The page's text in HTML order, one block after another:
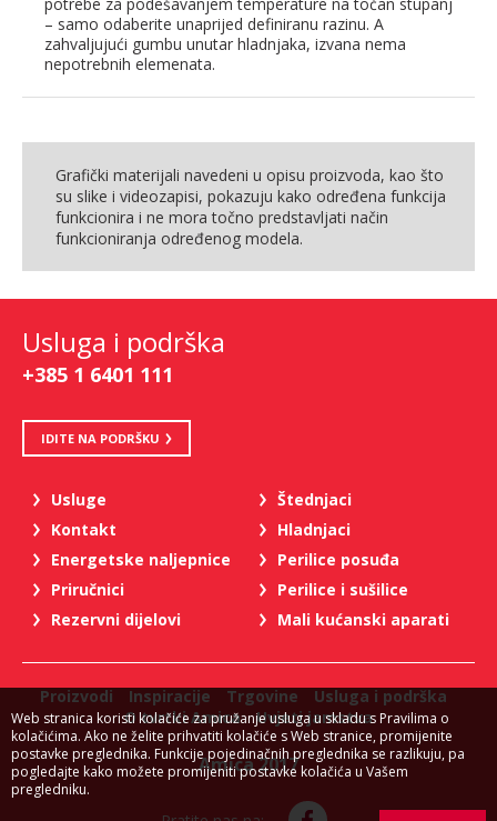
– samo odaberite unaprijed definiranu razinu. A
zahvaljujući gumbu unutar hladnjaka, izvana nema
nepotrebnih elemenata.
Grafički materijali navedeni u opisu proizvoda, kao što
su slike i videozapisi, pokazuju kako određena funkcija
funkcionira i ne mora točno predstavljati način
funkcioniranja određenog modela.
Usluga i podrška
+385 1 6401 111
IDITE NA PODRŠKU
Usluge
Kontakt
Energetske naljepnice
Priručnici
Rezervni dijelovi
Štednjaci
Hladnjaci
Perilice posuđa
Perilice i sušilice
Mali kućanski aparati
Proizvodi Inspiracije Trgovine
Usluga i podrška
O tvrtki Amica
Uvjeti jamstva
Amica 2017
Web stranica koristi kolačiće za pružanje usluga u skladu s Pravilima o
kolačićima. Ako ne želite prihvatiti kolačiće s Web stranice, promijenite
postavke preglednika. Funkcije pojedinačnih preglednika se razlikuju, pa
pogledajte kako možete promijeniti postavke kolačića u Vašem
pregledniku.